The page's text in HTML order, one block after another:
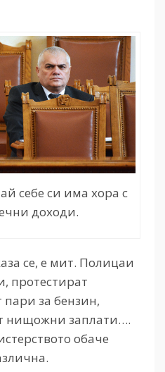
себе си има хора с
доходи.
се, е мит. Полицаи
протестират
за бензин,
нищожни заплати….
обаче